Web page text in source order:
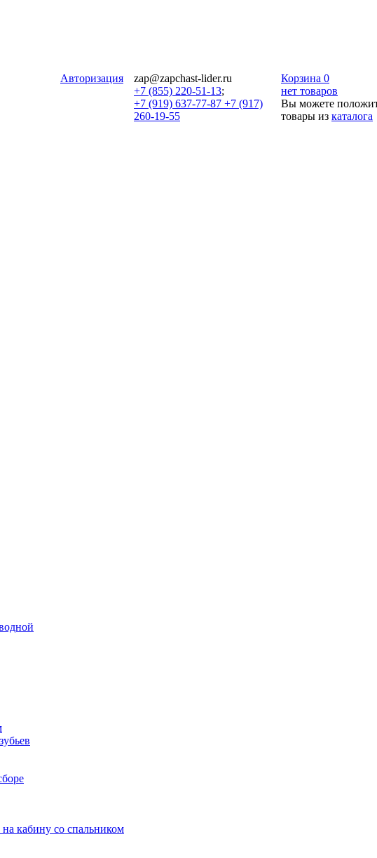
Авторизация
zap@zapchast-lider.ru
+7 (855) 220-51-13;
+7 (919) 637-77-87 +7 (917)
260-19-55
Корзина 0
нет товаров
Вы можете
товары из каталога
кабину со спальником